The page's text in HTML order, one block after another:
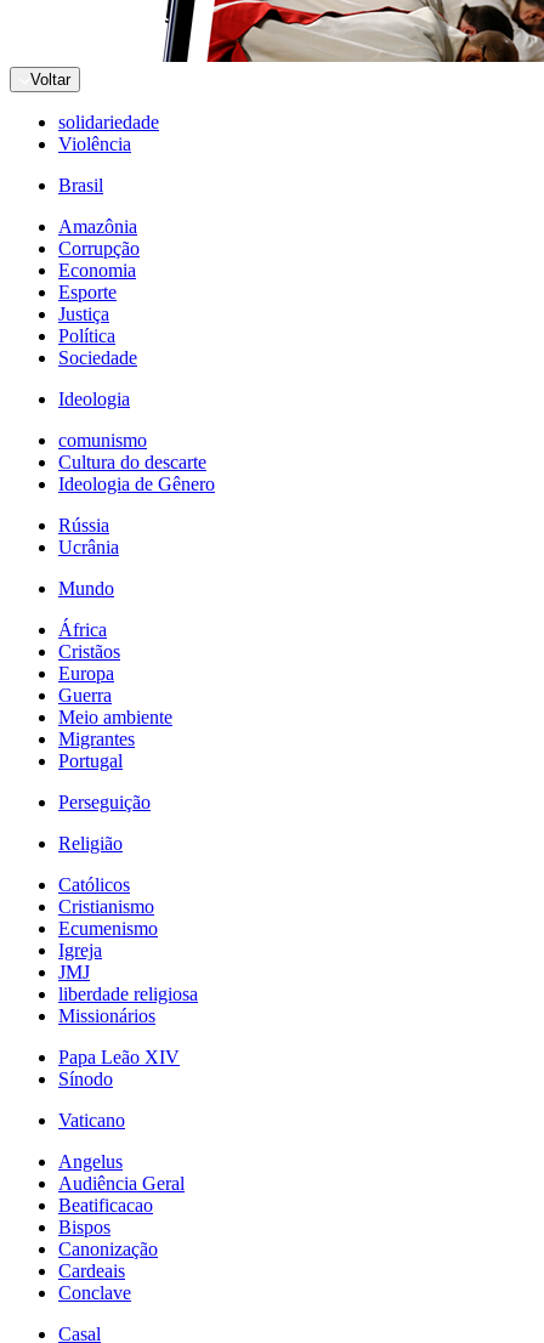
Voltar
solidariedade
Violência
Brasil
Amazônia
Corrupção
Economia
Esporte
Justiça
Política
Sociedade
Ideologia
comunismo
Cultura do descarte
Ideologia de Gênero
Rússia
Ucrânia
Mundo
África
Cristãos
Europa
Guerra
Meio ambiente
Migrantes
Portugal
Perseguição
Religião
Católicos
Cristianismo
Ecumenismo
Igreja
JMJ
liberdade religiosa
Missionários
Papa Leão XIV
Sínodo
Vaticano
Angelus
Audiência Geral
Beatificacao
Bispos
Canonização
Cardeais
Conclave
Casal